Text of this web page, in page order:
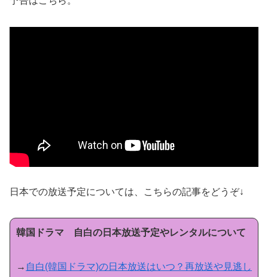
日本での放送予定については、こちらの記事をどうぞ↓
韓国ドラマ 自白の日本放送予定やレンタルについて
→ 自白(韓国ドラマ)の日本放送はいつ？再放送や見逃し